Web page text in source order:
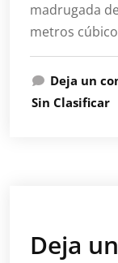
madrugada
metros
Deja un
Sin Clasificar
Deja